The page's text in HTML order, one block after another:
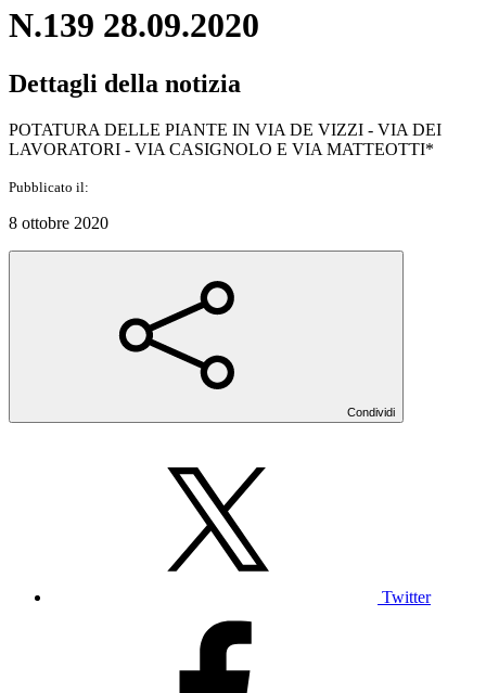
N.139 28.09.2020
Dettagli della notizia
POTATURA DELLE PIANTE IN VIA DE VIZZI - VIA DEI
LAVORATORI - VIA CASIGNOLO E VIA MATTEOTTI*
Pubblicato il:
8 ottobre 2020
Condividi
Twitter